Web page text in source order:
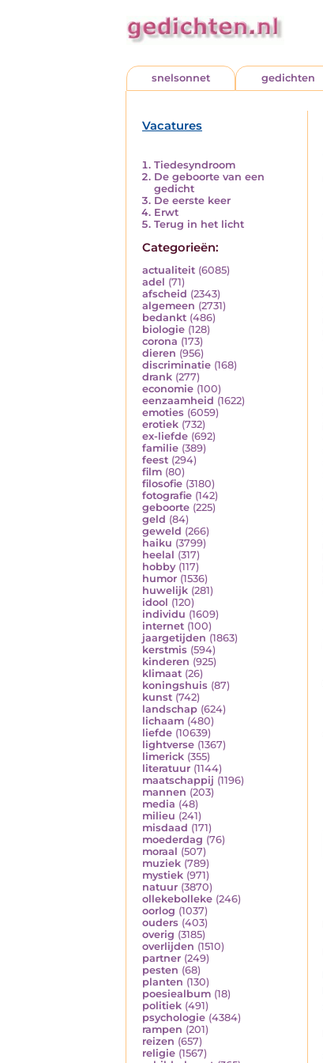
snelsonnet gedichten
Vacatures
Tiedesyndroom
De geboorte van een
gedicht
De eerste keer
Erwt
Terug in het licht
Categorieën:
actualiteit (6085)
adel (71)
afscheid (2343)
algemeen (2731)
bedankt (486)
biologie (128)
corona (173)
dieren (956)
discriminatie (168)
drank (277)
economie (100)
eenzaamheid (1622)
emoties (6059)
erotiek (732)
ex-liefde (692)
familie (389)
feest (294)
film (80)
filosofie (3180)
fotografie (142)
geboorte (225)
geld (84)
geweld (266)
haiku (3799)
heelal (317)
hobby (117)
humor (1536)
huwelijk (281)
idool (120)
individu (1609)
internet (100)
jaargetijden (1863)
kerstmis (594)
kinderen (925)
klimaat (26)
koningshuis (87)
kunst (742)
landschap (624)
lichaam (480)
liefde (10639)
lightverse (1367)
limerick (355)
literatuur (1144)
maatschappij (1196)
mannen (203)
media (48)
milieu (241)
misdaad (171)
moederdag (76)
moraal (507)
muziek (789)
mystiek (971)
natuur (3870)
ollekebolleke (246)
oorlog (1037)
ouders (403)
overig (3185)
overlijden (1510)
partner (249)
pesten (68)
planten (130)
poesiealbum (18)
politiek (491)
psychologie (4384)
rampen (201)
reizen (657)
religie (1567)